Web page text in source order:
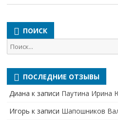
ПОИСК
Поиск
для:
ПОСЛЕДНИЕ ОТЗЫВЫ
Диана к записи Паутина Ирина
Игорь к записи Шапошников